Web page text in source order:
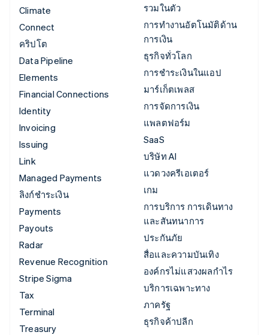
Climate
Connect
คริปโต
Data Pipeline
Elements
Financial Connections
Identity
Invoicing
Issuing
Link
Managed Payments
ลิงก์ชำระเงิน
Payments
Payouts
Radar
Revenue Recognition
Stripe Sigma
Tax
Terminal
Treasury
รวมในตัว
การทำงานอัตโนมัติด้าน
การเงิน
ธุรกิจทั่วโลก
การชำระเงินในแอป
มาร์เก็ตเพลส
การจัดการเงิน
แพลตฟอร์ม
SaaS
บริษัท AI
แวดวงครีเอเตอร์
เกม
การบริการ การเดินทาง
และสันทนาการ
ประกันภัย
สื่อและความบันเทิง
องค์กรไม่แสวงผลกำไร
บริการเฉพาะทาง
ภาครัฐ
ธุรกิจค้าปลีก